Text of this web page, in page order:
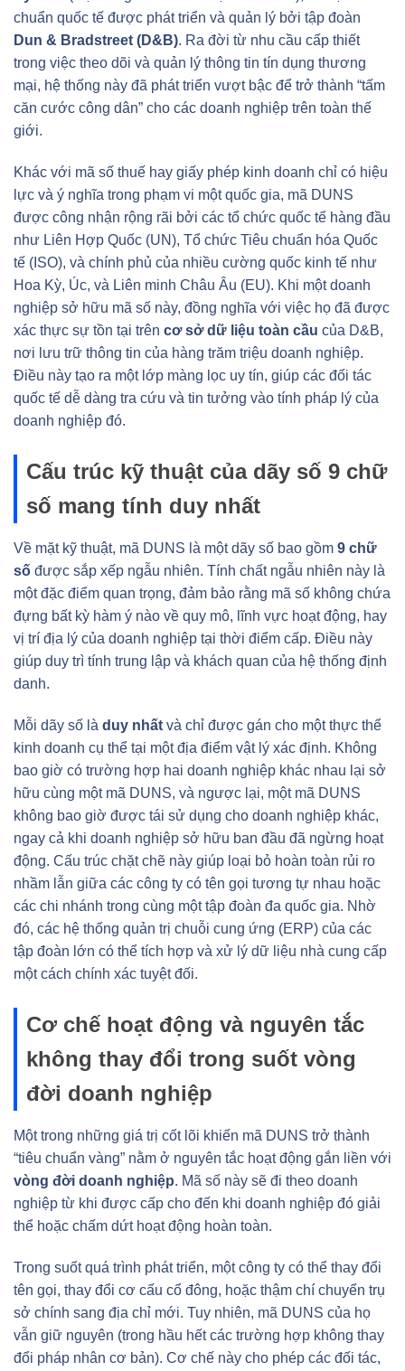
chuẩn quốc tế được phát triển và quản lý bởi tập đoàn
Dun & Bradstreet (D&B). Ra đời từ nhu cầu cấp thiết
trong việc theo dõi và quản lý thông tin tín dụng thương
mại, hệ thống này đã phát triển vượt bậc để trở thành “tấm
căn cước công dân” cho các doanh nghiệp trên toàn thế
giới.
Khác với mã số thuế hay giấy phép kinh doanh chỉ có hiệu
lực và ý nghĩa trong phạm vi một quốc gia, mã DUNS
được công nhận rộng rãi bởi các tổ chức quốc tế hàng đầu
như Liên Hợp Quốc (UN), Tổ chức Tiêu chuẩn hóa Quốc
tế (ISO), và chính phủ của nhiều cường quốc kinh tế như
Hoa Kỳ, Úc, và Liên minh Châu Âu (EU). Khi một doanh
nghiệp sở hữu mã số này, đồng nghĩa với việc họ đã được
xác thực sự tồn tại trên cơ sở dữ liệu toàn cầu của D&B,
nơi lưu trữ thông tin của hàng trăm triệu doanh nghiệp.
Điều này tạo ra một lớp màng lọc uy tín, giúp các đối tác
quốc tế dễ dàng tra cứu và tin tưởng vào tính pháp lý của
doanh nghiệp đó.
Cấu trúc kỹ thuật của dãy số 9 chữ
số mang tính duy nhất
Về mặt kỹ thuật, mã DUNS là một dãy số bao gồm 9 chữ
số được sắp xếp ngẫu nhiên. Tính chất ngẫu nhiên này là
một đặc điểm quan trọng, đảm bảo rằng mã số không chứa
đựng bất kỳ hàm ý nào về quy mô, lĩnh vực hoạt động, hay
vị trí địa lý của doanh nghiệp tại thời điểm cấp. Điều này
giúp duy trì tính trung lập và khách quan của hệ thống định
danh.
Mỗi dãy số là duy nhất và chỉ được gán cho một thực thể
kinh doanh cụ thể tại một địa điểm vật lý xác định. Không
bao giờ có trường hợp hai doanh nghiệp khác nhau lại sở
hữu cùng một mã DUNS, và ngược lại, một mã DUNS
không bao giờ được tái sử dụng cho doanh nghiệp khác,
ngay cả khi doanh nghiệp sở hữu ban đầu đã ngừng hoạt
động. Cấu trúc chặt chẽ này giúp loại bỏ hoàn toàn rủi ro
nhầm lẫn giữa các công ty có tên gọi tương tự nhau hoặc
các chi nhánh trong cùng một tập đoàn đa quốc gia. Nhờ
đó, các hệ thống quản trị chuỗi cung ứng (ERP) của các
tập đoàn lớn có thể tích hợp và xử lý dữ liệu nhà cung cấp
một cách chính xác tuyệt đối.
Cơ chế hoạt động và nguyên tắc
không thay đổi trong suốt vòng
đời doanh nghiệp
Một trong những giá trị cốt lõi khiến mã DUNS trở thành
“tiêu chuẩn vàng” nằm ở nguyên tắc hoạt động gắn liền với
vòng đời doanh nghiệp. Mã số này sẽ đi theo doanh
nghiệp từ khi được cấp cho đến khi doanh nghiệp đó giải
thể hoặc chấm dứt hoạt động hoàn toàn.
Trong suốt quá trình phát triển, một công ty có thể thay đổi
tên gọi, thay đổi cơ cấu cổ đông, hoặc thậm chí chuyển trụ
sở chính sang địa chỉ mới. Tuy nhiên, mã DUNS của họ
vẫn giữ nguyên (trong hầu hết các trường hợp không thay
đổi pháp nhân cơ bản). Cơ chế này cho phép các đối tác,